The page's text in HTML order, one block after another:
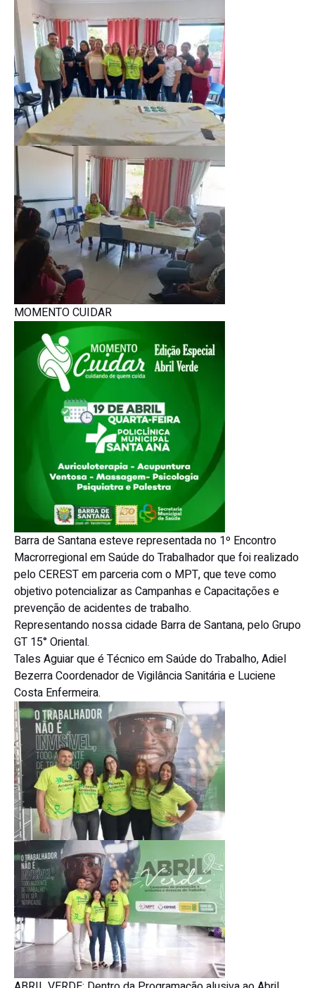
MOMENTO CUIDAR
Barra de Santana esteve representada no 1º Encontro
Macrorregional em Saúde do Trabalhador que foi realizado
pelo CEREST em parceria com o MPT, que teve como
objetivo potencializar as Campanhas e Capacitações e
prevenção de acidentes de trabalho.
Representando nossa cidade Barra de Santana, pelo Grupo
GT 15° Oriental.
Tales Aguiar que é Técnico em Saúde do Trabalho, Adiel
Bezerra Coordenador de Vigilância Sanitária e Luciene
Costa Enfermeira.